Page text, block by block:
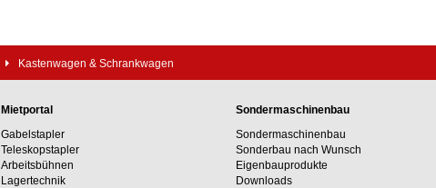
Kastenwagen & Schrankwagen
Mietportal
Gabelstapler
Teleskopstapler
Arbeitsbühnen
Lagertechnik
Sondermaschinenbau
Sondermaschinenbau
Sonderbau nach Wunsch
Eigenbauprodukte
Downloads